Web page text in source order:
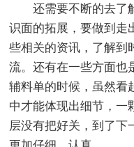
还需要不断的去了
识面的拓展，要做到走
些相关的资讯，了解到
流。还有在一些方面也
辅料单的时候，虽然看
中才能体现出细节，一
层没有把好关，到了下